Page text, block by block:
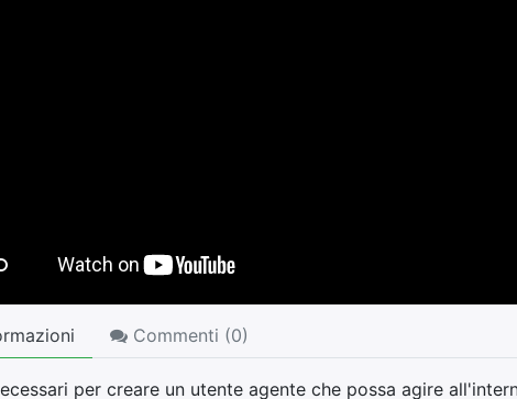
Commenti (0)
per creare un utente agente che possa agire